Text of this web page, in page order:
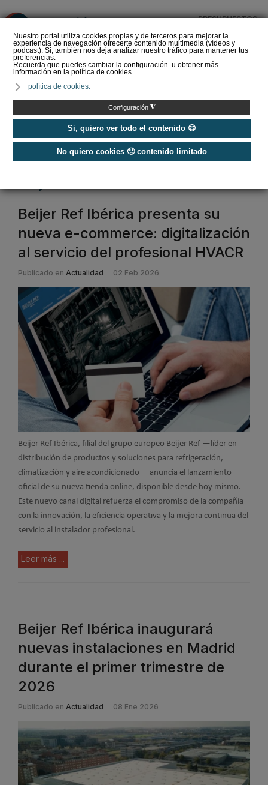
Nuestro portal utiliza cookies propias y de terceros para mejorar la
experiencia de navegación ofrecerte contenido multimedia (vídeos y
podcast). Si, también nos deja analizar nuestro tráfico para mantener tus
preferencias.
Recuerda que puedes cambiar la configuración u obtener más
información en la política de cookies.
política de cookies.
Configuración ◮
Si, quiero ver todo el contenido 😊
No quiero cookies 🙁 contenido limitado
PRESUPUESTOS
del Amperio (Episodio 3)
Etiquetas / beijer
Beijer Ref Ibérica presenta su
nueva e-commerce: digitalización
al servicio del profesional HVACR
Publicado en Actualidad 02 Feb 2026
Beijer Ref Ibérica, filial del grupo europeo Beijer Ref —líder en
distribución de productos y soluciones para refrigeración,
climatización y aire acondicionado— anuncia el lanzamiento
oficial de su nueva tienda online, disponible desde hoy mismo.
Este nuevo canal digital refuerza el compromiso de la compañía
con la innovación, la eficiencia operativa y la mejora continua del
servicio al instalador profesional.
Leer más ...
Beijer Ref Ibérica inaugurará
nuevas instalaciones en Madrid
durante el primer trimestre de
2026
Publicado en Actualidad 08 Ene 2026